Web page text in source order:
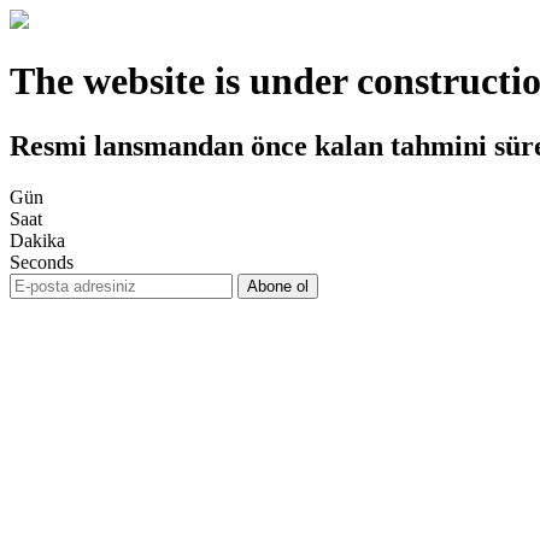
The website is under
Resmi lansmandan önce kalan tahmini
Gün
Saat
Dakika
Seconds